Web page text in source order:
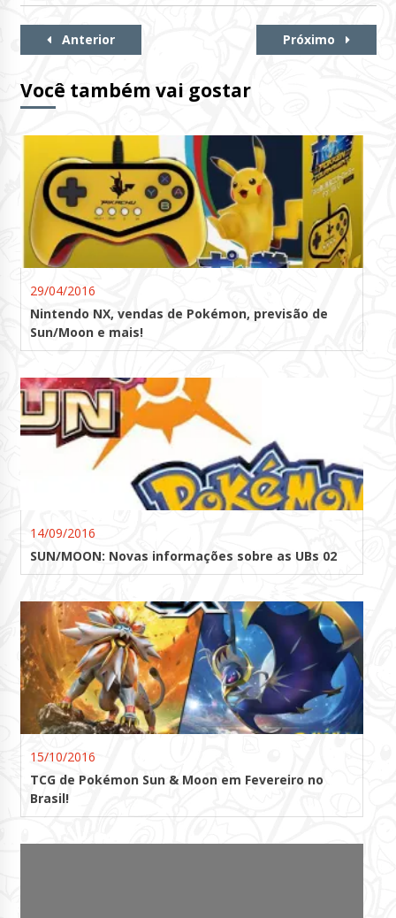
Continue
Anterior Próximo
Você também vai gostar
29/04/2016
Nintendo NX, vendas de Pokémon, previsão de
Sun/Moon e mais!
14/09/2016
SUN/MOON: Novas informações sobre as UBs 02
15/10/2016
TCG de Pokémon Sun & Moon em Fevereiro no
Brasil!